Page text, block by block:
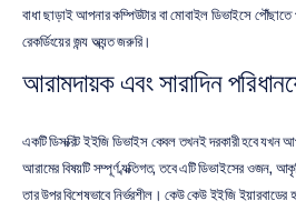
বাধা ছাড়াই আপনার কম্পিউটার বা মোবাইল ডিভাইসে পৌঁছাতে
রেকর্ডিংয়ের জন্য অত্যন্ত জরুরি।
আরামদায়ক এবং সারাদিন
একটি ডিসক্রিট ইইজি ডিভাইস কেবল তখনই দরকারী হবে যখন
আরামের বিষয়টি সম্পূর্ণ ব্যক্তিগত, তবে এটি ডিভাইসের ওজন,
তার উপর বিশেষভাবে নির্ভরশীল। কেউ কেউ ইইজি